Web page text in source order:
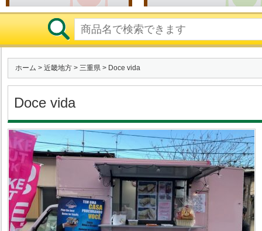
ホーム > 近畿地方 > 三重県 > Doce vida
Doce vida